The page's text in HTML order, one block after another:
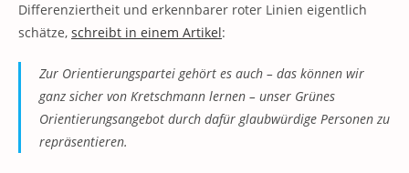
Differenziertheit und erkennbarer roter Linien eigentlich
schätze, schreibt in einem Artikel:
Zur Orientierungspartei gehört es auch – das können wir
ganz sicher von Kretschmann lernen – unser Grünes
Orientierungsangebot durch dafür glaubwürdige Personen zu
repräsentieren.